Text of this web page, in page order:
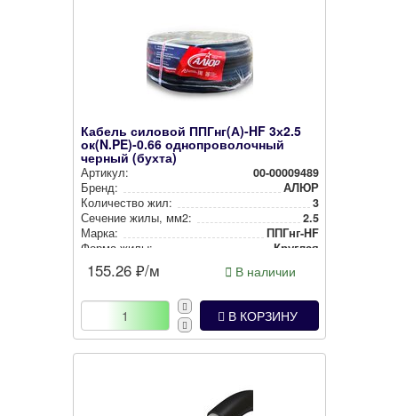
Кабель силовой ППГнг(А)-HF 3х2.5
ок(N.PE)-0.66 однопроволочный
черный (бухта)
Артикул:
00-00009489
Бренд:
АЛЮР
Количество жил:
3
Сечение жилы, мм2:
2.5
Марка:
ППГнг-HF
Форма жилы:
Круглая
155.26 ₽/м В наличии
В КОРЗИНУ